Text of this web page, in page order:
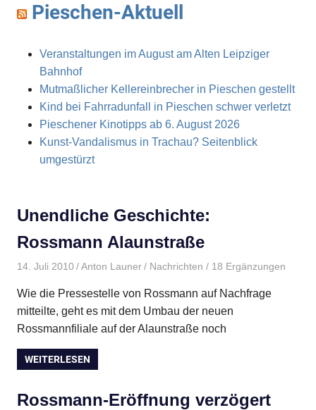
Pieschen-Aktuell
Veranstaltungen im August am Alten Leipziger
Bahnhof
Mutmaßlicher Kellereinbrecher in Pieschen gestellt
Kind bei Fahrradunfall in Pieschen schwer verletzt
Pieschener Kinotipps ab 6. August 2026
Kunst-Vandalismus in Trachau? Seitenblick
umgestürzt
Unendliche Geschichte:
Rossmann Alaunstraße
14. Juli 2010 Anton Launer Nachrichten / 18 Ergänzungen
Wie die Pressestelle von Rossmann auf Nachfrage
mitteilte, geht es mit dem Umbau der neuen
Rossmannfiliale auf der Alaunstraße noch
WEITERLESEN
Rossmann-Eröffnung verzögert